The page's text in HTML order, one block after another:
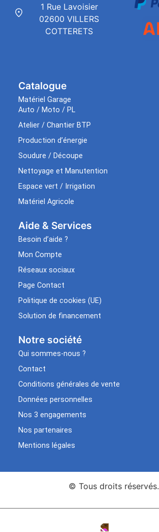
Catalogue
Matériel Garage
Auto / Moto / PL
Atelier / Chantier BTP
Production d’énergie
Soudure / Découpe
Nettoyage et Manutention
Espace vert / Irrigation
Matériel Agricole
Aide & Services​
Besoin d’aide ?
Mon Compte
Réseaux sociaux
Page Contact
Politique de cookies (UE)
Solution de financement
Notre société
Qui sommes-nous ?
Contact
Conditions générales de vente
Données personnelles
Nos 3 engagements
Nos partenaires
Mentions légales
1 Rue Lavoisier
02600 VILLERS
COTTERETS
© Tous droits réservés.